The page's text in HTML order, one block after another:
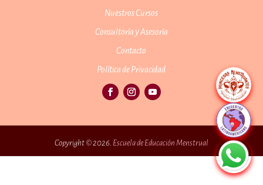
Nuestros Cursos
Consultoría y Asesoría
Contacto
Política de Privacidad
Copyright © 2026. Escuela de Educación Menstrual